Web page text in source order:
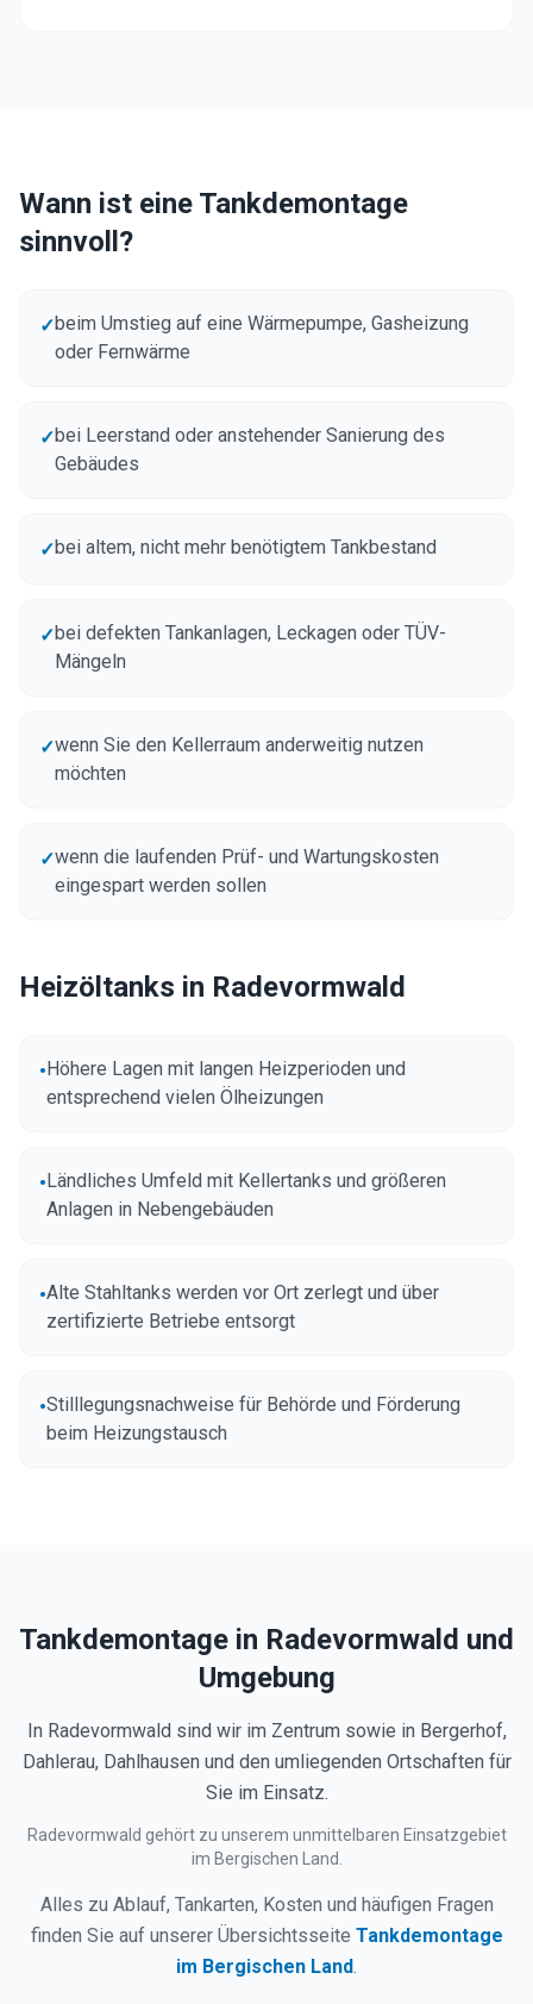
Wann ist eine Tankdemontage
sinnvoll?
✓beim Umstieg auf eine Wärmepumpe, Gasheizung
oder Fernwärme
✓bei Leerstand oder anstehender Sanierung des
Gebäudes
✓bei altem, nicht mehr benötigtem Tankbestand
✓bei defekten Tankanlagen, Leckagen oder TÜV-
Mängeln
✓wenn Sie den Kellerraum anderweitig nutzen
möchten
✓wenn die laufenden Prüf- und Wartungskosten
eingespart werden sollen
Heizöltanks in Radevormwald
•Höhere Lagen mit langen Heizperioden und
entsprechend vielen Ölheizungen
•Ländliches Umfeld mit Kellertanks und größeren
Anlagen in Nebengebäuden
•Alte Stahltanks werden vor Ort zerlegt und über
zertifizierte Betriebe entsorgt
•Stilllegungsnachweise für Behörde und Förderung
beim Heizungstausch
Tankdemontage in Radevormwald und
Umgebung
In Radevormwald sind wir im Zentrum sowie in Bergerhof,
Dahlerau, Dahlhausen und den umliegenden Ortschaften für
Sie im Einsatz.
Radevormwald gehört zu unserem unmittelbaren Einsatzgebiet
im Bergischen Land.
Alles zu Ablauf, Tankarten, Kosten und häufigen Fragen
finden Sie auf unserer Übersichtsseite Tankdemontage
im Bergischen Land.